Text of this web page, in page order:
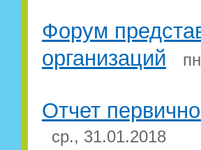
Форум
организаций
Отчет
ср., 31.01.2018